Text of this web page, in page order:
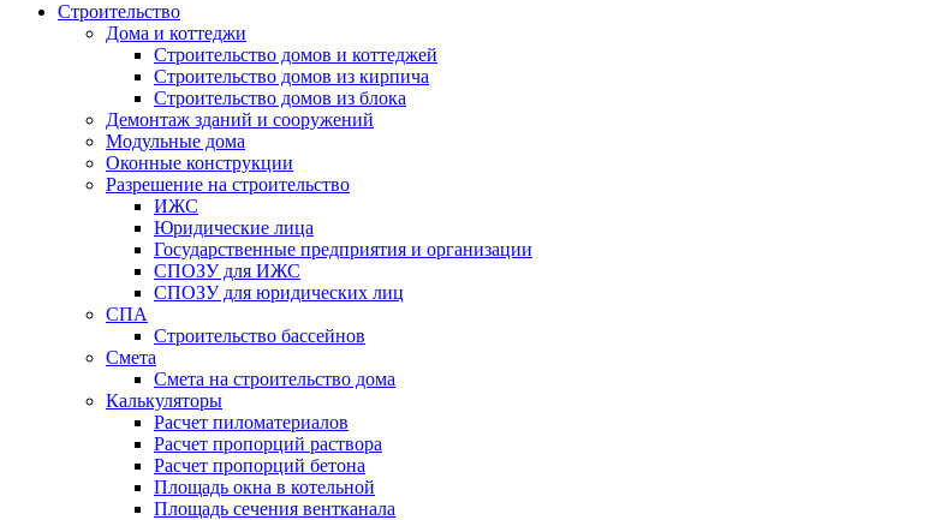
Строительство
Дома и коттеджи
Строительство домов и коттеджей
Строительство домов из кирпича
Строительство домов из блока
Демонтаж зданий и сооружений
Модульные дома
Оконные конструкции
Разрешение на строительство
ИЖС
Юридические лица
Государственные предприятия и организации
СПОЗУ для ИЖС
СПОЗУ для юридических лиц
СПА
Строительство бассейнов
Смета
Смета на строительство дома
Калькуляторы
Расчет пиломатериалов
Расчет пропорций раствора
Расчет пропорций бетона
Площадь окна в котельной
Площадь сечения вентканала